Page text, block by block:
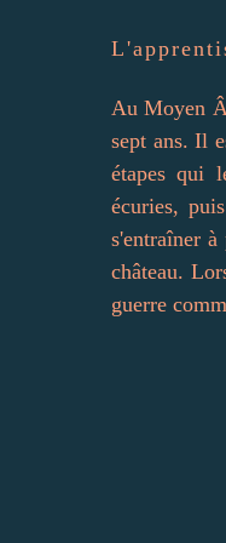
AuMoyen
sept ans. Il
étapes qui
écuries,
s'entraîner
château.
guerre